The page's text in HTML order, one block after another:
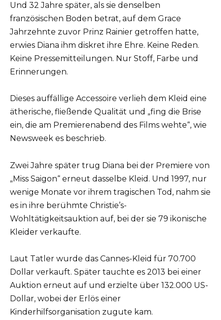
Und 32 Jahre später, als sie denselben
französischen Boden betrat, auf dem Grace
Jahrzehnte zuvor Prinz Rainier getroffen hatte,
erwies Diana ihm diskret ihre Ehre. Keine Reden.
Keine Pressemitteilungen. Nur Stoff, Farbe und
Erinnerungen.
Dieses auffällige Accessoire verlieh dem Kleid eine
ätherische, fließende Qualität und „fing die Brise
ein, die am Premierenabend des Films wehte“, wie
Newsweek es beschrieb.
Zwei Jahre später trug Diana bei der Premiere von
„Miss Saigon“ erneut dasselbe Kleid. Und 1997, nur
wenige Monate vor ihrem tragischen Tod, nahm sie
es in ihre berühmte Christie’s-
Wohltätigkeitsauktion auf, bei der sie 79 ikonische
Kleider verkaufte.
Laut Tatler wurde das Cannes-Kleid für 70.700
Dollar verkauft. Später tauchte es 2013 bei einer
Auktion erneut auf und erzielte über 132.000 US-
Dollar, wobei der Erlös einer
Kinderhilfsorganisation zugute kam.